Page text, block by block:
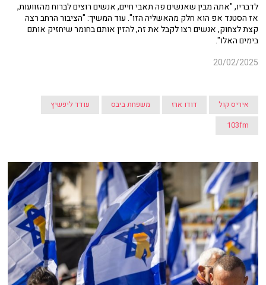
לדבריו, "אתה מבין שאנשים פה תאבי חיים, אנשים רוצים לברוח מהזוועות,
אז הסטנד אפ הוא חלק מהאשליה הזו". עוד המשיך: "הציבור הרחב רצה
קצת לצחוק, אנשים רצו לקבל את זה, להזין אותם בחומר שיחזיק אותם
בימים האלו".
20/02/2025
איריס קול דודו ארז משפחת ביבס
עודד ליפשיץ
103fm